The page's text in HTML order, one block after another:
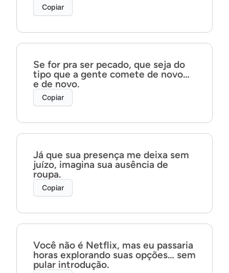
Copiar
Se for pra ser pecado, que seja do
tipo que a gente comete de novo…
e de novo.
Copiar
Já que sua presença me deixa sem
juízo, imagina sua ausência de
roupa.
Copiar
Você não é Netflix, mas eu passaria
horas explorando suas opções… sem
pular introdução.